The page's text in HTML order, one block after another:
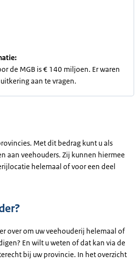
de MGB is € 140 miljoen. Er waren
aan te vragen.
Met dit bedrag kunt u als
aan veehouders. Zij kunnen hiermee
helemaal of voor een deel
over om uw veehouderij helemaal of
En wilt u weten of dat kan via de
bij uw provincie. In het overzicht